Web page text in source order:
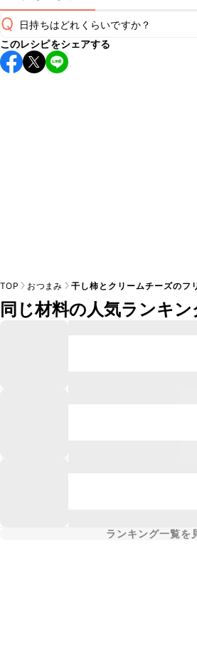
Q 日持ちはどれくらいですか？
保存期間は冷蔵で翌日中が目安です。
し上がりください。
このレシピをシェアする
TOP おつまみ 干し柿とクリームチーズのフ
同じ材料の人気ランキン
ランキング一覧を